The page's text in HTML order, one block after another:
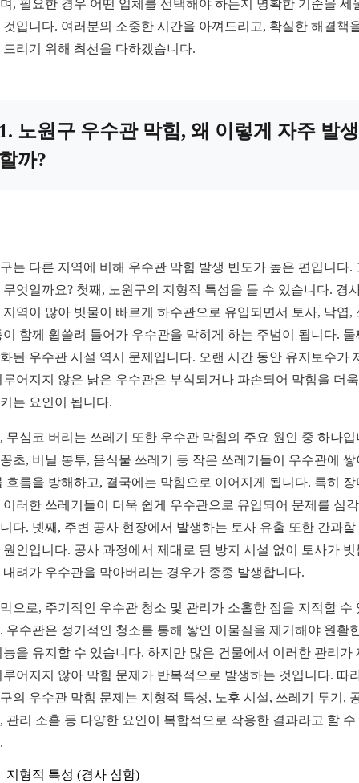
, 필요한 경우 어떤 업체를 선택해야 하는지 명확한 기준을 세
것입니다. 여러분의 소중한 시간을 아껴드리고, 확실한 해결책
드리기 위해 최선을 다하겠습니다.
노원구 우수관 막힘, 왜 이렇게 자주 발생
까?
는 다른 지역에 비해 우수관 막힘 발생 빈도가 높은 편입니다.
무엇일까요? 첫째, 노원구의 지형적 특성을 들 수 있습니다. 경
지역이 많아 빗물이 빠르게 하수관으로 유입되면서 토사, 낙엽,
이 함께 휩쓸려 들어가 우수관을 막히게 하는 주범이 됩니다. 둘
된 우수관 시설 역시 문제입니다. 오랜 시간 동안 유지보수가
루어지지 않은 낡은 우수관은 부식되거나 파손되어 막힘을 더
는 요인이 됩니다.
무심코 버리는 쓰레기 또한 우수관 막힘의 주요 원인 중 하나입
초, 비닐 봉투, 음식물 쓰레기 등 작은 쓰레기들이 우수관에 쌓
흐름을 방해하고, 결국에는 막힘으로 이어지게 됩니다. 특히 장
이러한 쓰레기들이 더욱 쉽게 우수관으로 유입되어 문제를 심
다. 넷째, 주변 공사 현장에서 발생하는 토사 유출 또한 간과할
원인입니다. 공사 과정에서 제대로 된 방지 시설 없이 토사가 빗
내려가 우수관을 막아버리는 경우가 종종 발생합니다.
으로, 주기적인 우수관 청소 및 관리가 소홀한 점을 지적할 수
우수관은 정기적인 청소를 통해 쌓인 이물질을 제거해야 원활
능을 유지할 수 있습니다. 하지만 많은 건물에서 이러한 관리가
루어지지 않아 막힘 문제가 반복적으로 발생하는 것입니다. 따
의 우수관 막힘 문제는 지형적 특성, 노후 시설, 쓰레기 투기,
관리 소홀 등 다양한 요인이 복합적으로 작용한 결과라고 할 수
지형적 특성 (경사 심함)